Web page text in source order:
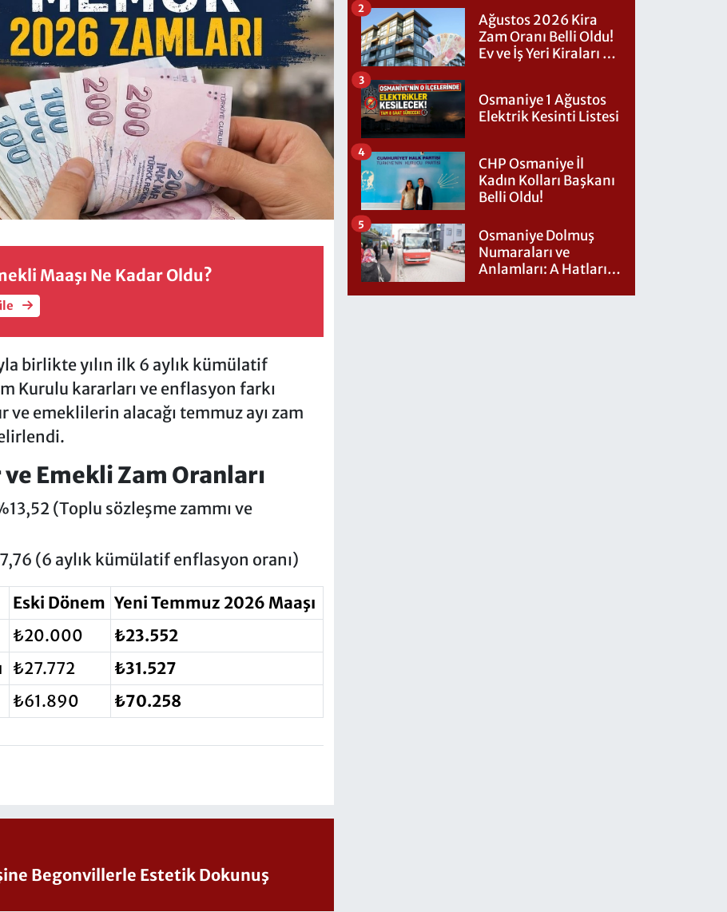
Maaşı Ne Kadar Oldu?
birlikte yılın ilk 6 aylık kümülatif
Kurulu kararları ve enflasyon farkı
ve emeklilerin alacağı temmuz ayı zam
Emekli Zam Oranları
(Toplu sözleşme zammı ve
(6 aylık kümülatif enflasyon oranı)
Eski Dönem Yeni Temmuz 2026 Maaşı
₺20.000
₺23.552
₺27.772
₺31.527
₺61.890 ₺70.258
Begonvillerle Estetik Dokunuş
Ağustos 2026 Kira
Zam Oranı Belli Oldu!
Ev ve İş Yeri Kiraları Ne
2
Osmaniye 1 Ağustos
Elektrik Kesinti Listesi
3
CHP Osmaniye İl
Kadın Kolları Başkanı
Belli Oldu!
4
Osmaniye Dolmuş
Numaraları ve
Anlamları: A Hatları
5